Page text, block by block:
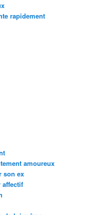
rapidement
amoureux
son ex
affectif